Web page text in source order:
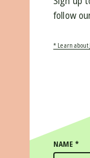
follow
* Learn about
NAME *